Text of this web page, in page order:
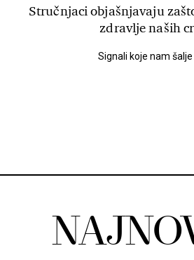
Stručnjaci objašnjavaju
zdravlje naših
Signali koje nam šalje